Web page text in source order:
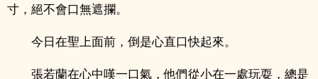
寸，絕不會口無遮攔。
今日在聖上面前，倒是心直口快起來。
張若蘭在心中嘆一口氣，他們從小在一處玩耍，總是